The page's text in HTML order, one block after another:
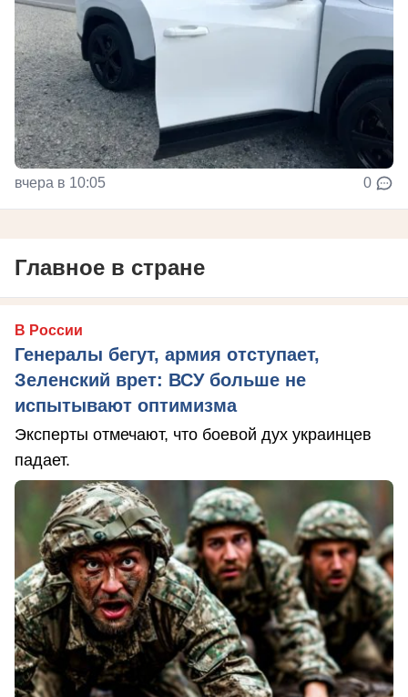
вчера в 10:05 0
Главное в стране
В России
Генералы бегут, армия отступает,
Зеленский врет: ВСУ больше не
испытывают оптимизма
Эксперты отмечают, что боевой дух украинцев
падает.